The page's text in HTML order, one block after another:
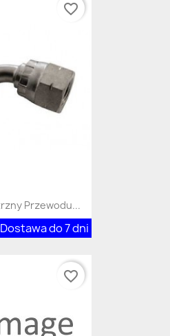
Przewodu...
Dostawa do 7 dni
favorite_border
favorite_border